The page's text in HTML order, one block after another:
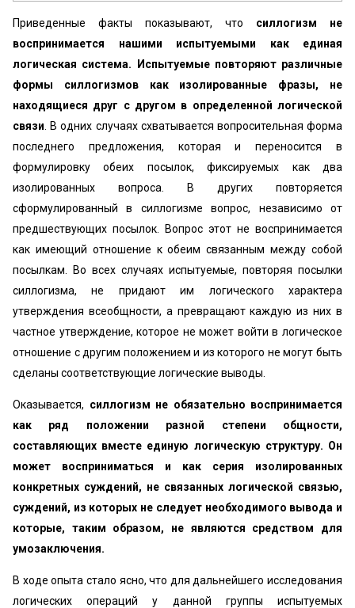
Приведенные факты показывают, что силлогизм не
воспринимается нашими испытуемыми как единая
логическая система. Испытуемые повторяют различные
формы силлогизмов как изолированные фразы, не
находящиеся друг с другом в определенной логической
связи . В одних случаях схватывается вопросительная форма
последнего предложения, которая и переносится в
формулировку обеих посылок, фиксируемых как два
изолированных вопроса. В других повторяется
сформулированный в силлогизме вопрос, независимо от
предшествующих посылок. Вопрос этот не воспринимается
как имеющий отношение к обеим связанным между собой
посылкам. Во всех случаях испытуемые, повторяя посылки
силлогизма, не придают им логического характера
утверждения всеобщности, а превращают каждую из них в
частное утверждение, которое не может войти в логическое
отношение с другим положением и из которого не могут быть
сделаны соответствующие логические выводы.
Оказывается, силлогизм не обязательно воспринимается
как ряд положении разной степени общности,
составляющих вместе единую логическую структуру. Он
может восприниматься и как серия изолированных
конкретных суждений, не связанных логической связью,
суждений, из которых не следует необходимого вывода и
которые, таким образом, не являются средством для
умозаключения.
В ходе опыта стало ясно, что для дальнейшего исследования
логических операций у данной группы испытуемых